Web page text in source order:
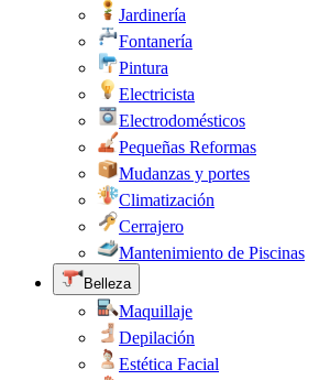
Jardinería
Fontanería
Pintura
Electricista
Electrodomésticos
Pequeñas Reformas
Mudanzas y portes
Climatización
Cerrajero
Mantenimiento de Piscinas
Belleza
Maquillaje
Depilación
Estética Facial